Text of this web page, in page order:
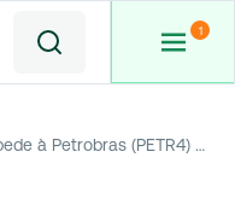
Argentina pede à Petrobras (PETR4) postergação de pagamento por energia